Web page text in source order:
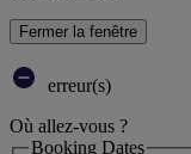
Fermer la fenêtre
erreur(s)
Où allez-vous ?
Booking Dates